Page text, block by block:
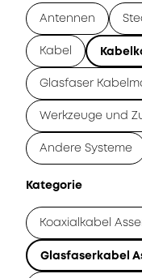
Antennen
Kabel
Glasfaser
Werkzeuge und
Andere Systeme
Kategorie
Koaxialkabel
Glasfaserkabel